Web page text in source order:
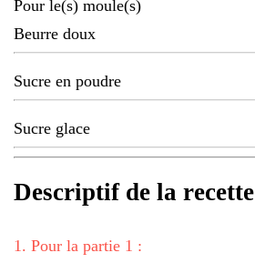
Pour le(s) moule(s)
Beurre doux
Sucre en poudre
Sucre glace
Descriptif de la recette
1 . Pour la partie 1 :